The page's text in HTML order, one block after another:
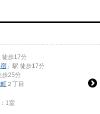
徒歩17分
」駅 徒歩17分
歩25分
２丁目
1室